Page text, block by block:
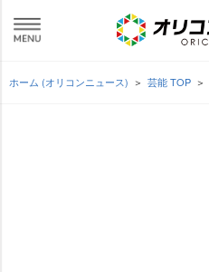
ホーム (オリコンニュース) 芸能 TOP